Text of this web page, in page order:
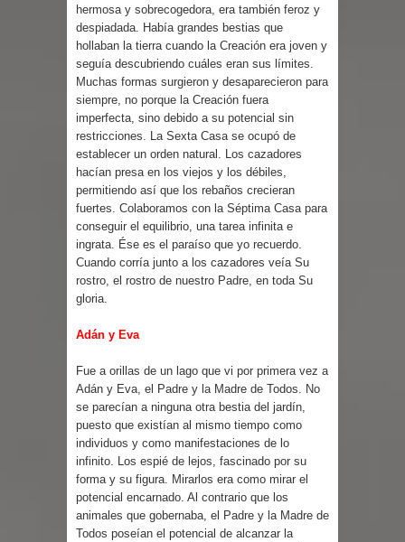
hermosa y sobrecogedora, era también feroz y
despiadada. Había grandes bestias que
hollaban la tierra cuando la Creación era joven y
seguía descubriendo cuáles eran sus límites.
Muchas formas surgieron y desaparecieron para
siempre, no porque la Creación fuera
imperfecta, sino debido a su potencial sin
restricciones. La Sexta Casa se ocupó de
establecer un orden natural. Los cazadores
hacían presa en los viejos y los débiles,
permitiendo así que los rebaños crecieran
fuertes. Colaboramos con la Séptima Casa para
conseguir el equilibrio, una tarea infinita e
ingrata. Ése es el paraíso que yo recuerdo.
Cuando corría junto a los cazadores veía Su
rostro, el rostro de nuestro Padre, en toda Su
gloria.
Adán y Eva
Fue a orillas de un lago que vi por primera vez a
Adán y Eva, el Padre y la Madre de Todos. No
se parecían a ninguna otra bestia del jardín,
puesto que existían al mismo tiempo como
individuos y como manifestaciones de lo
infinito. Los espié de lejos, fascinado por su
forma y su figura. Mirarlos era como mirar el
potencial encarnado. Al contrario que los
animales que gobernaba, el Padre y la Madre de
Todos poseían el potencial de alcanzar la